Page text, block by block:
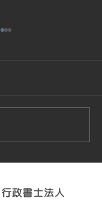
名入国-フ
トナム